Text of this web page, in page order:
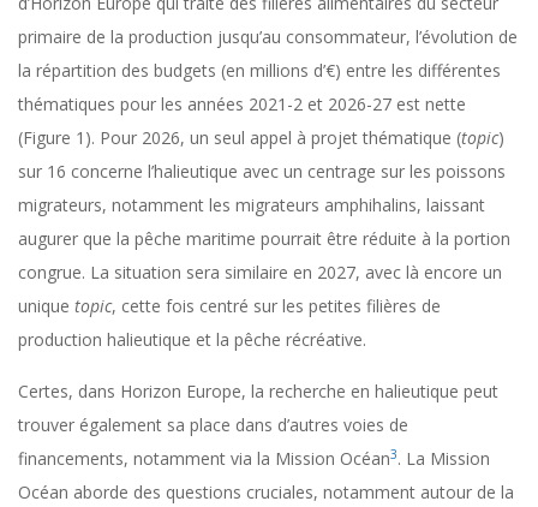
primaire de la production jusqu’au consommateur, l’évolution de
la répartition des budgets (en millions d’€) entre les différentes
thématiques pour les années 2021-2 et 2026-27 est nette
(Figure 1). Pour 2026, un seul appel à projet thématique (topic)
sur 16 concerne l’halieutique avec un centrage sur les poissons
migrateurs, notamment les migrateurs amphihalins, laissant
augurer que la pêche maritime pourrait être réduite à la portion
congrue. La situation sera similaire en 2027, avec là encore un
unique topic, cette fois centré sur les petites filières de
production halieutique et la pêche récréative.
Certes, dans Horizon Europe, la recherche en halieutique peut
trouver également sa place dans d’autres voies de
financements, notamment via la Mission Océan3. La Mission
Océan aborde des questions cruciales, notamment autour de la